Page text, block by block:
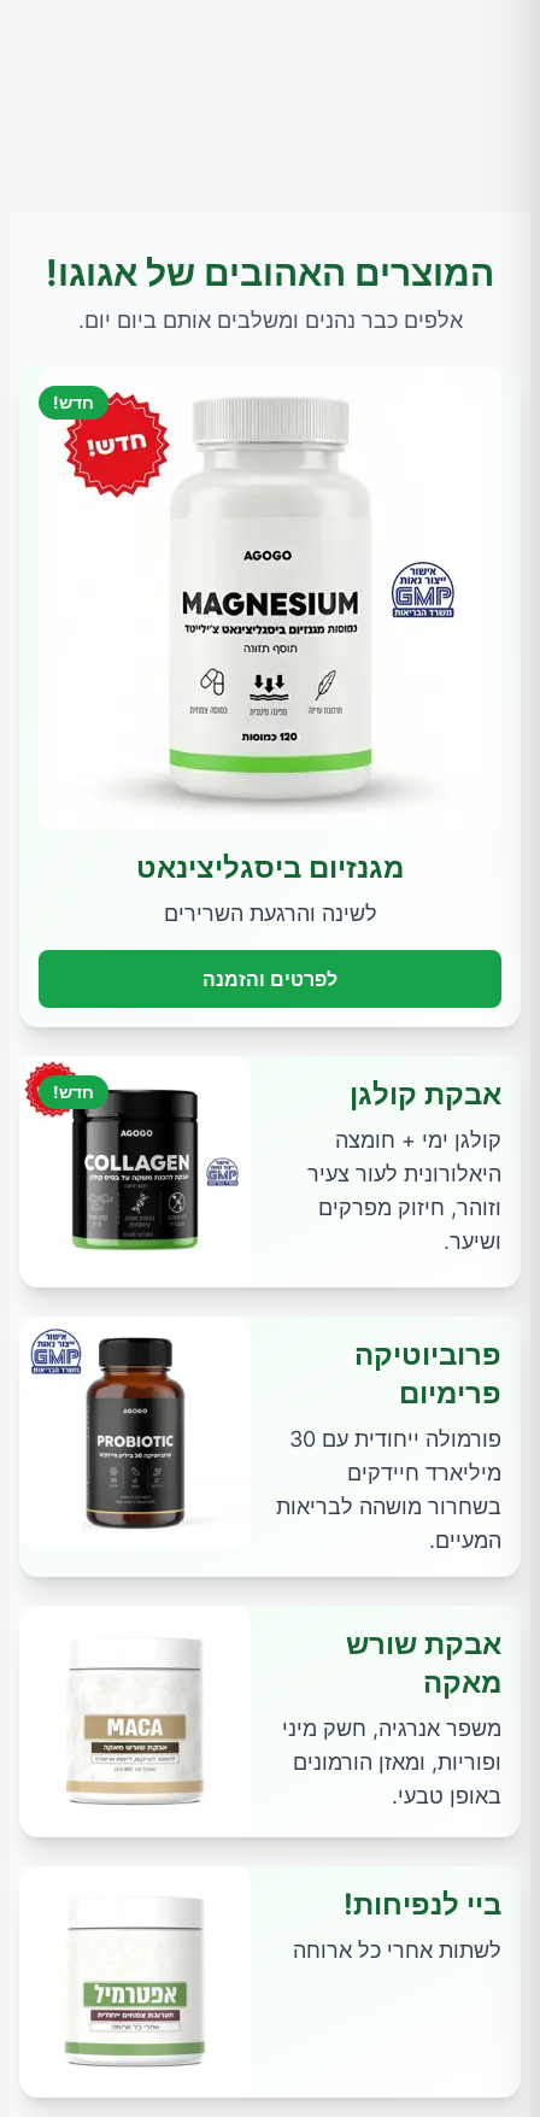
המוצרים האהובים של אגוגו!
אלפים כבר נהנים ומשלבים אותם ביום יום.
חדש!
מגנזיום ביסגליצינאט
לשינה והרגעת השרירים
לפרטים והזמנה
חדש! אבקת קולגן
קולגן ימי + חומצה
היאלורונית לעור צעיר
וזוהר, חיזוק מפרקים
ושיער.
פרוביוטיקה
פרימיום
פורמולה ייחודית עם 30
מיליארד חיידקים
בשחרור מושהה לבריאות
המעיים.
אבקת שורש
מאקה
משפר אנרגיה, חשק מיני
ופוריות, ומאזן הורמונים
באופן טבעי.
ביי לנפיחות!
לשתות אחרי כל ארוחה